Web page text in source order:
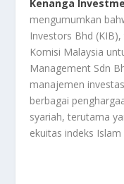
Kenanga
mengumumkan
Investors Bhd
Komisi Malaysia
Management Sdn
manajemen
berbagai
syariah, terutama
ekuitas indeks Islam